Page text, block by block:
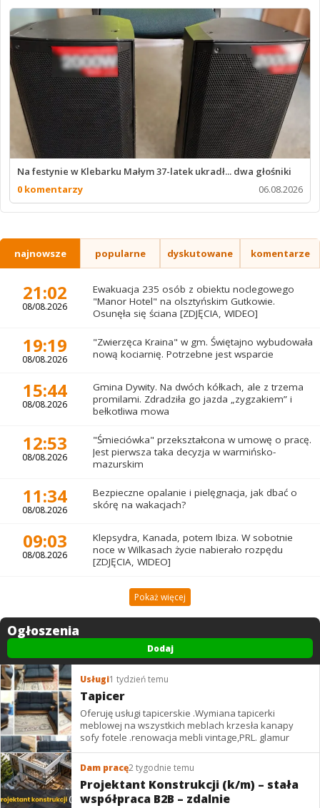
Na festynie w Klebarku Małym 37-latek ukradł... dwa głośniki
0 komentarzy
06.08.2026
najnowsze popularne dyskutowane komentarze
21:02
08/08.2026
Ewakuacja 235 osób z obiektu noclegowego
"Manor Hotel" na olsztyńskim Gutkowie.
Osunęła się ściana [ZDJĘCIA, WIDEO]
19:19
08/08.2026
"Zwierzęca Kraina" w gm. Świętajno wybudowała
nową kociarnię. Potrzebne jest wsparcie
15:44
08/08.2026
Gmina Dywity. Na dwóch kółkach, ale z trzema
promilami. Zdradziła go jazda „zygzakiem” i
bełkotliwa mowa
12:53
08/08.2026
"Śmieciówka" przekształcona w umowę o pracę.
Jest pierwsza taka decyzja w warmińsko-
mazurskim
11:34
08/08.2026
Bezpieczne opalanie i pielęgnacja, jak dbać o
skórę na wakacjach?
09:03
08/08.2026
Klepsydra, Kanada, potem Ibiza. W sobotnie
noce w Wilkasach życie nabierało rozpędu
[ZDJĘCIA, WIDEO]
Pokaż więcej
Ogłoszenia
Dodaj
Usługi1 tydzień temu
Tapicer
Oferuję usługi tapicerskie .Wymiana tapicerki
meblowej na wszystkich meblach krzesła kanapy
sofy fotele .renowacja mebli vintage,PRL. glamur
Dam pracę2 tygodnie temu
Projektant Konstrukcji (k/m) – stała
współpraca B2B – zdalnie